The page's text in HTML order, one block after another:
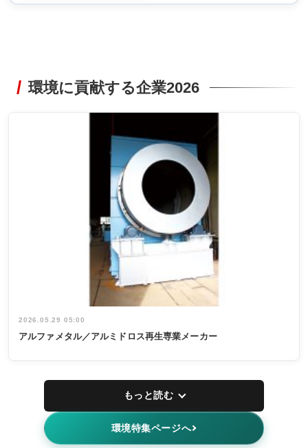
環境に貢献する企業2026
2026.05.29 05:00
アルファメタル／アルミドロス再生専業メーカー
もっと読む
環境特集ページへ